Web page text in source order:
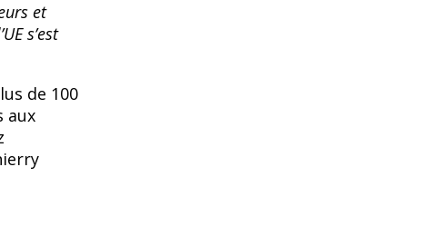
et
s’est
de 100
aux